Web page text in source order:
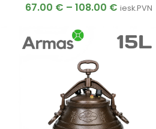
67.00 € – 108.00 € iesk.PVN